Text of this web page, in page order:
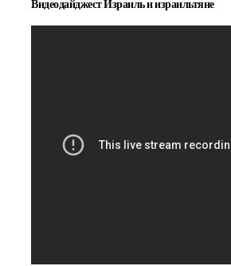
Видеодайджест Израиль и израильтяне